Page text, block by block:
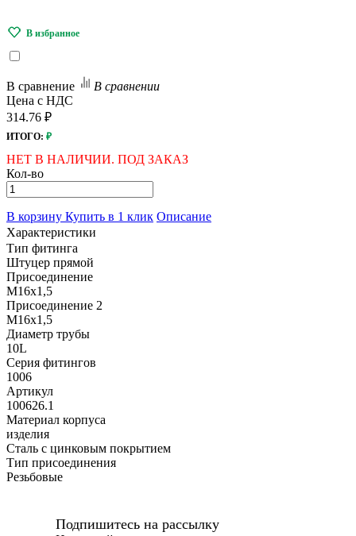
В сравнение
В сравнении
Цена с НДС
314.76 ₽
ИТОГО: ₽
НЕТ В НАЛИЧИИ. ПОД ЗАКАЗ
Кол-во
В корзину Купить в 1 клик Описание
Характеристики
Тип фитинга
Штуцер прямой
Присоединение
M16x1,5
Присоединение 2
M16x1,5
Диаметр трубы
10L
Серия фитингов
1006
Артикул
100626.1
Материал корпуса
изделия
Сталь с цинковым покрытием
Тип присоединения
Резьбовые
Подпишитесь на рассылку